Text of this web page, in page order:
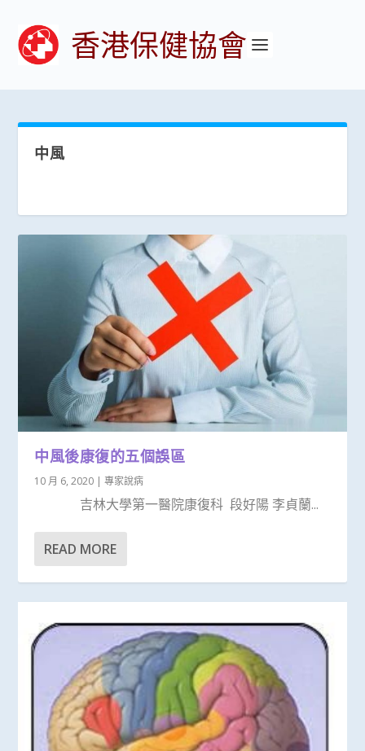
香港保健協會
中風
中風後康復的五個誤區
10 月 6, 2020 |專家說病
吉林大學第一醫院康復科 段好陽 李貞蘭...
READ MORE